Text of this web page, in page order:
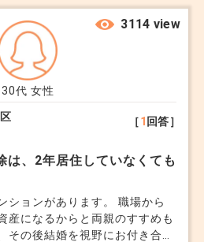
30代 女性
［1 回答］
3114 view
は、2年居住していなくても
ションがあります。 職場から
産になるからと両親のすすめも
その後結婚を視野にお付き合い